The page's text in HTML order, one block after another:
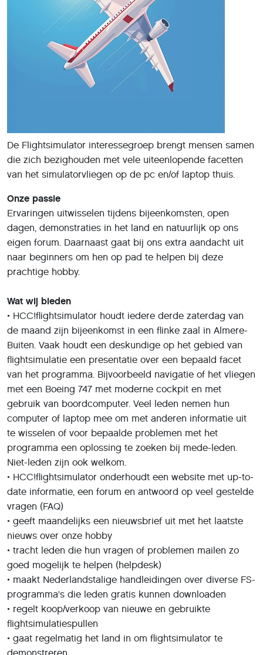
De Flightsimulator interessegroep brengt mensen samen
die zich bezighouden met vele uiteenlopende facetten
van het simulatorvliegen op de pc en/of laptop thuis.
Onze passie
Ervaringen uitwisselen tijdens bijeenkomsten, open
dagen, demonstraties in het land en natuurlijk op ons
eigen forum. Daarnaast gaat bij ons extra aandacht uit
naar beginners om hen op pad te helpen bij deze
prachtige hobby.
Wat wij bieden
• HCC!flightsimulator houdt iedere derde zaterdag van
de maand zijn bijeenkomst in een flinke zaal in Almere-
Buiten. Vaak houdt een deskundige op het gebied van
flightsimulatie een presentatie over een bepaald facet
van het programma. Bijvoorbeeld navigatie of het vliegen
met een Boeing 747 met moderne cockpit en met
gebruik van boordcomputer. Veel leden nemen hun
computer of laptop mee om met anderen informatie uit
te wisselen of voor bepaalde problemen met het
programma een oplossing te zoeken bij mede-leden.
Niet-leden zijn ook welkom.
• HCC!flightsimulator onderhoudt een website met up-to-
date informatie, een forum en antwoord op veel gestelde
vragen (FAQ)
• geeft maandelijks een nieuwsbrief uit met het laatste
nieuws over onze hobby
• tracht leden die hun vragen of problemen mailen zo
goed mogelijk te helpen (helpdesk)
• maakt Nederlandstalige handleidingen over diverse FS-
programma's die leden gratis kunnen downloaden
• regelt koop/verkoop van nieuwe en gebruikte
flightsimulatiespullen
• gaat regelmatig het land in om flightsimulator te